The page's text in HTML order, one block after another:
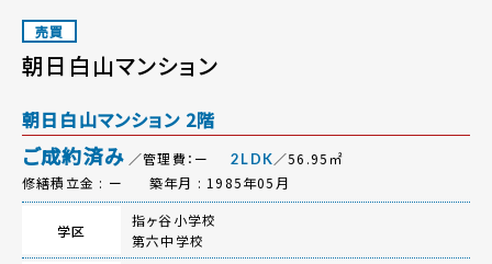
売買
朝日白山マンション
朝日白山マンション 2階
ご成約済み ／管理費：ー 2LDK／56.95㎡
修繕積立金 : ー
築年月 : 1985年05月
学区
指ヶ谷小学校
第六中学校